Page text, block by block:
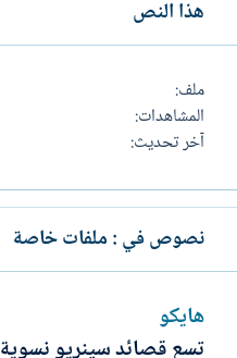
هذا النص
ملف
المشاهدات
آخر تحديث
نصوص في : ملفات خاصة
هايكو
تسع قصائد سينريو نسوية